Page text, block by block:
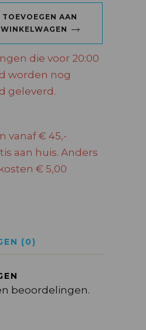
GARGANEGA TREBBIANO
TOEVOEGEN AAN
WINKELWAGEN
die voor 20:00
worden nog
geleverd.
vanaf € 45,-
aan huis. Anders
€ 5,00
(0)
beoordelingen.